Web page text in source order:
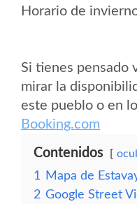
Horario de
Si tienes pensado
mirar la
este pueblo o en
Booking.com
Contenidos
1
Mapa de
2 Google Street